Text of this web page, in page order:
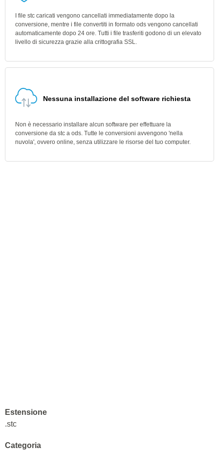
I file stc caricati vengono cancellati immediatamente dopo la
conversione, mentre i file convertiti in formato ods vengono cancellati
automaticamente dopo 24 ore. Tutti i file trasferiti godono di un elevato
livello di sicurezza grazie alla crittografia SSL.
Nessuna installazione del software richiesta
Non è necessario installare alcun software per effettuare la
conversione da stc a ods. Tutte le conversioni avvengono 'nella
nuvola', ovvero online, senza utilizzare le risorse del tuo computer.
Estensione
.stc
Categoria